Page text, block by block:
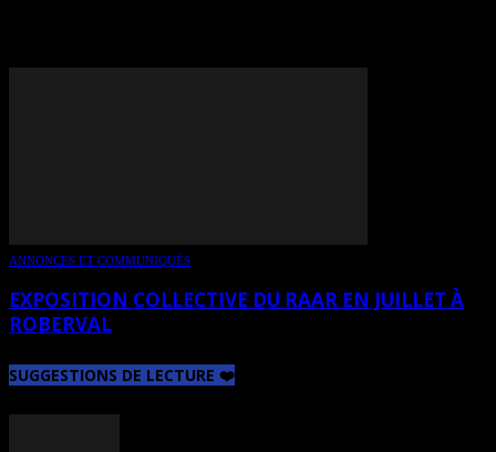
ANNONCES ET COMMUNIQUÉS
EXPOSITION COLLECTIVE DU RAAR EN JUILLET À
ROBERVAL
SUGGESTIONS DE LECTURE ❤️